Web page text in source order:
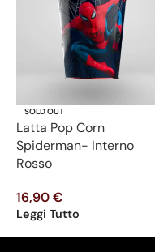
SOLD OUT
Latta Pop Corn
Spiderman- Interno
Rosso
16,90€
Leggi Tutto